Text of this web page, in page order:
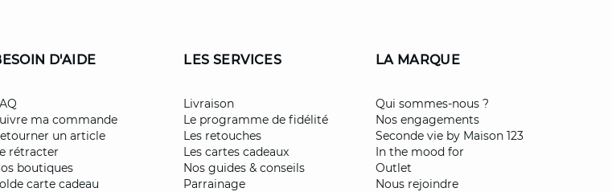
D'AIDE
ma commande
un article
rétracter
boutiques
carte cadeau
LES SERVICES
Livraison
Le programme de fidélité
Les retouches
Les cartes cadeaux
Nos guides & conseils
Parrainage
LA MARQUE
Qui sommes-nous ?
Nos engagements
Seconde vie by Maison 123
In the mood for
Outlet
Nous rejoindre